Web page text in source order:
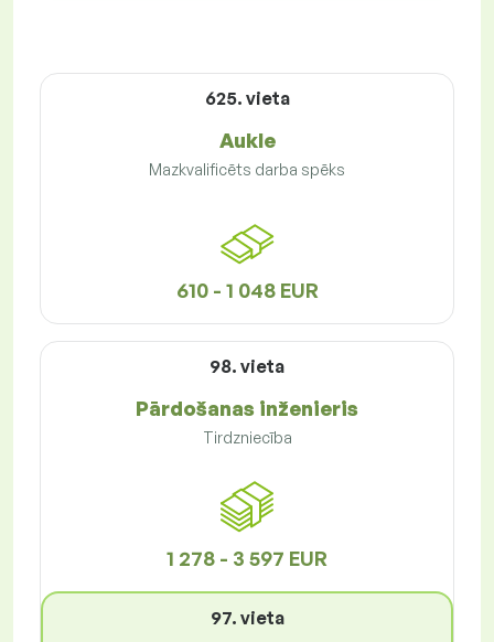
625. vieta
Aukle
Mazkvalificēts darba spēks
610 - 1 048 EUR
98. vieta
Pārdošanas inženieris
Tirdzniecība
1 278 - 3 597 EUR
97. vieta